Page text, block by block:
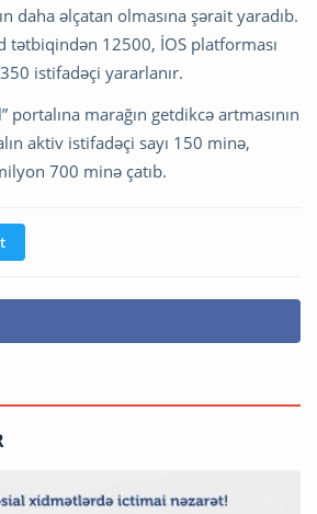
daha əlçatan olmasına şərait yaradıb.
tətbiqindən 12500, İOS platforması
istifadəçi yararlanır.
portalına marağın getdikcə artmasının
aktiv istifadəçi sayı 150 minə,
700 minə çatıb.